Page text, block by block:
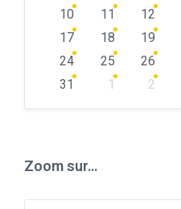
10
11 12
17
18 19
24
25 26
31
1 2
Zoom sur…